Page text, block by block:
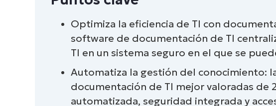
Resumen del mejor software de
*NinjaOne tiene integraciones con IT Glue.
6 mejores soluciones de software de
Comparación de los mejores software de
Optimiza la eficiencia de TI con
software de documentación de TI
TI en un sistema seguro en el que se
Automatiza la gestión del conocimiento:
documentación de TI mejor valoradas de
automatizada, seguridad integrada y